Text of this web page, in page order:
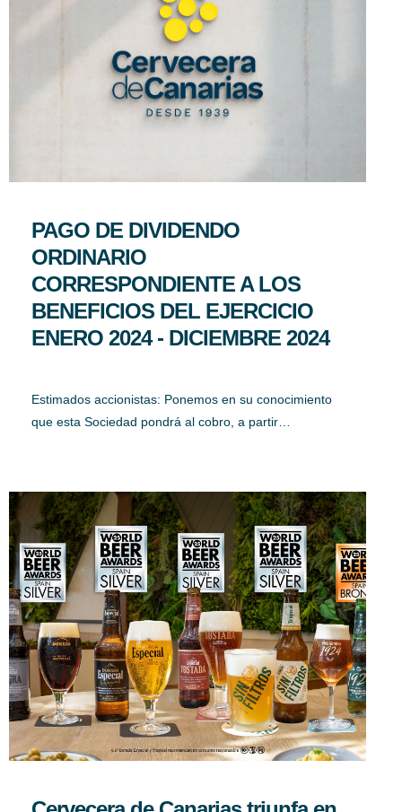
PAGO DE DIVIDENDO
ORDINARIO
CORRESPONDIENTE A LOS
BENEFICIOS DEL EJERCICIO
ENERO 2024 - DICIEMBRE 2024
Estimados accionistas: Ponemos en su conocimiento
que esta Sociedad pondrá al cobro, a partir…